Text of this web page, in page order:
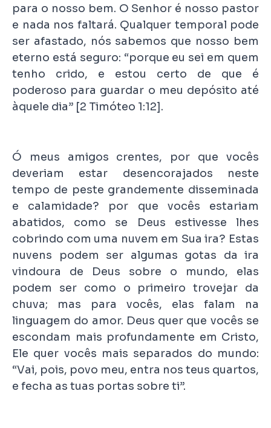
para o nosso bem. O Senhor é nosso pastor
e nada nos faltará. Qualquer temporal pode
ser afastado, nós sabemos que nosso bem
eterno está seguro: “porque eu sei em quem
tenho crido, e estou certo de que é
poderoso para guardar o meu depósito até
àquele dia” [2 Timóteo 1:12].
Ó meus amigos crentes, por que vocês
deveriam estar desencorajados neste
tempo de peste grandemente disseminada
e calamidade? por que vocês estariam
abatidos, como se Deus estivesse lhes
cobrindo com uma nuvem em Sua ira? Estas
nuvens podem ser algumas gotas da ira
vindoura de Deus sobre o mundo, elas
podem ser como o primeiro trovejar da
chuva; mas para vocês, elas falam na
linguagem do amor. Deus quer que vocês se
escondam mais profundamente em Cristo,
Ele quer vocês mais separados do mundo:
“Vai, pois, povo meu, entra nos teus quartos,
e fecha as tuas portas sobre ti”.